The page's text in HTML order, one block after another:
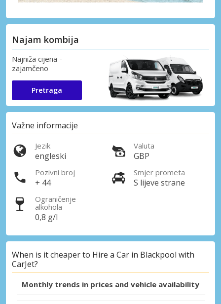
Najam kombija
Najniža cijena -
zajamčeno
Pretraga
Važne informacije
Jezik
engleski
Valuta
GBP
Pozivni broj
+ 44
Smjer prometa
S lijeve strane
Ograničenje
alkohola
0,8 g/l
When is it cheaper to Hire a Car in Blackpool with
CarJet?
Monthly trends in prices and vehicle availability